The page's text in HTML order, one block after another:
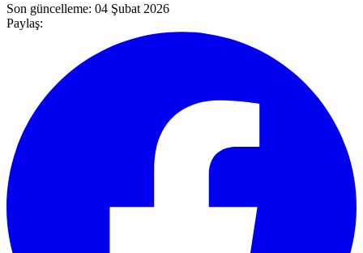
Son güncelleme: 04 Şubat 2026
Paylaş: